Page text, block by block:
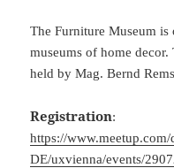
The Furniture Museum is
museums of home
held by Mag. Bernd
Registration:
https://www.meetup.com/
DE/uxvienna/events/